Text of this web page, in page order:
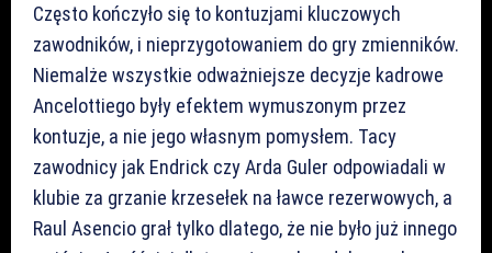
Często kończyło się to kontuzjami kluczowych
zawodników, i nieprzygotowaniem do gry zmienników.
Niemalże wszystkie odważniejsze decyzje kadrowe
Ancelottiego były efektem wymuszonym przez
kontuzje, a nie jego własnym pomysłem. Tacy
zawodnicy jak Endrick czy Arda Guler odpowiadali w
klubie za grzanie krzesełek na ławce rezerwowych, a
Raul Asencio grał tylko dlatego, że nie było już innego